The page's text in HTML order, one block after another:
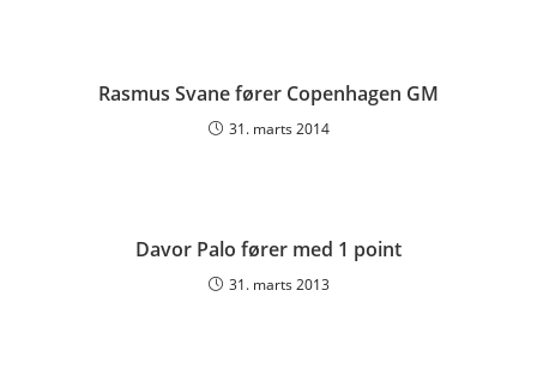
Rasmus Svane fører Copenhagen GM
31. marts 2014
Davor Palo fører med 1 point
31. marts 2013